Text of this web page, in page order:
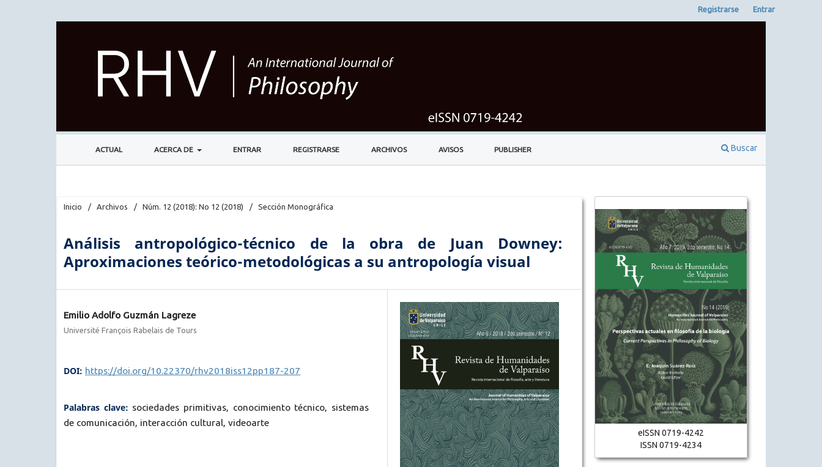
ACTUAL ACERCA DE ENTRAR REGISTRARSE ARCHIVOS AVISOS PUBLISHER Buscar
Registrarse Entrar
Inicio / Archivos / Núm. 12 (2018): No 12 (2018) / Sección Monográfica
Análisis antropológico-técnico de la obra de Juan Downey:
Aproximaciones teórico-metodológicas a su antropología visual
Emilio Adolfo Guzmán Lagreze
Université François Rabelais de Tours
DOI: https://doi.org/10.22370/rhv2018iss12pp187-207
Palabras clave: sociedades primitivas, conocimiento técnico, sistemas
de comunicación, interacción cultural, videoarte
eISSN 0719-4242
ISSN 0719-4234